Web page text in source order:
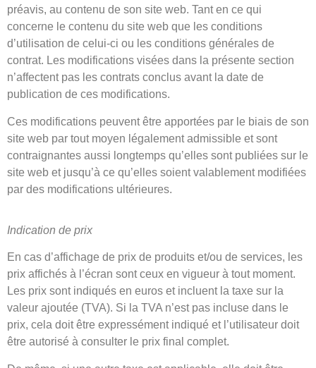
préavis, au contenu de son site web. Tant en ce qui
concerne le contenu du site web que les conditions
d’utilisation de celui-ci ou les conditions générales de
contrat. Les modifications visées dans la présente section
n’affectent pas les contrats conclus avant la date de
publication de ces modifications.
Ces modifications peuvent être apportées par le biais de son
site web par tout moyen légalement admissible et sont
contraignantes aussi longtemps qu’elles sont publiées sur le
site web et jusqu’à ce qu’elles soient valablement modifiées
par des modifications ultérieures.
Indication de prix
En cas d’affichage de prix de produits et/ou de services, les
prix affichés à l’écran sont ceux en vigueur à tout moment.
Les prix sont indiqués en euros et incluent la taxe sur la
valeur ajoutée (TVA). Si la TVA n’est pas incluse dans le
prix, cela doit être expressément indiqué et l’utilisateur doit
être autorisé à consulter le prix final complet.